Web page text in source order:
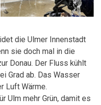
die Ulmer Innenstadt
sie doch mal in die
Donau. Der Fluss kühlt
Grad ab. Das Wasser
Luft Wärme.
Ulm mehr Grün, damit es